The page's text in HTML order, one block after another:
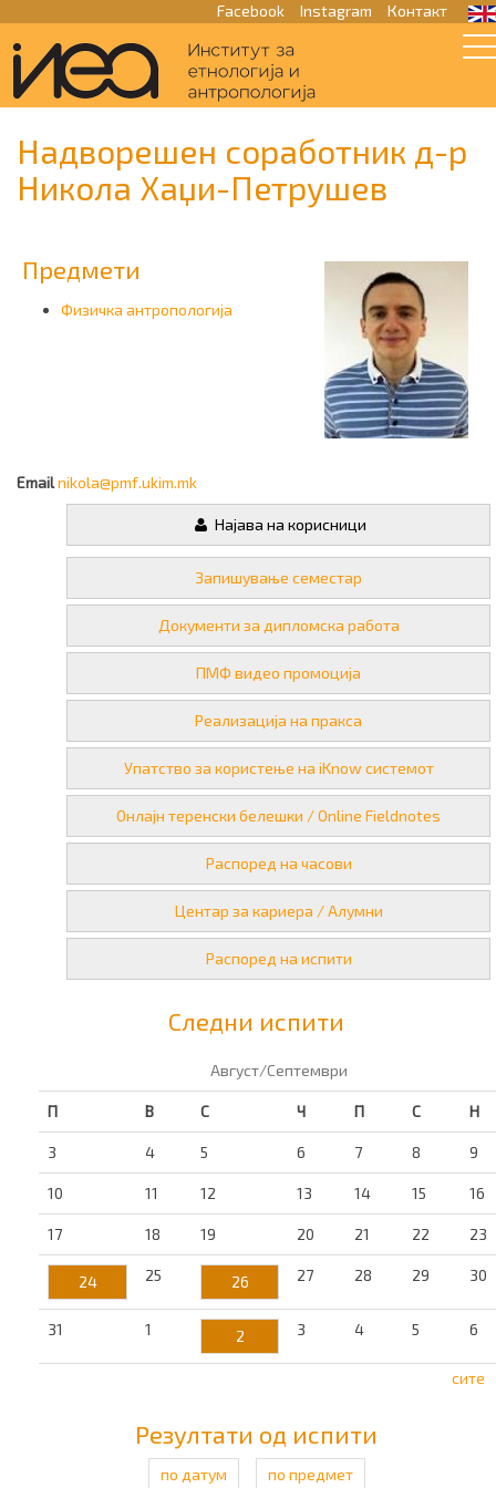
Facebook Instagram Контакт
Надворешен соработник д-р
Никола Хаџи-Петрушев
Предмети
Физичка антропологија
Emailnikola@pmf.ukim.mk
Најава на корисници
Запишување семестар
Документи за дипломска работа
ПМФ видео промоција
Реализација на пракса
Упатство за користење на iKnow системот
Онлајн теренски белешки / Online Fieldnotes
Распоред на часови
Центар за кариера / Алумни
Распоред на испити
Следни испити
Август/Септември
П В С Ч П С Н
3 4 5 6 7 8 9
10 11 12 13 14 15 16
17 18 19 20 21 22 23
24 25 26 27 28 29 30
31 1 2 3 4 5 6
сите
Резултати од испити
по датум по предмет